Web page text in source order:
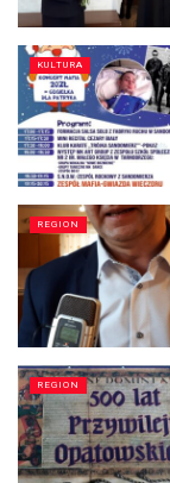
KULTURA
REGION
REGION